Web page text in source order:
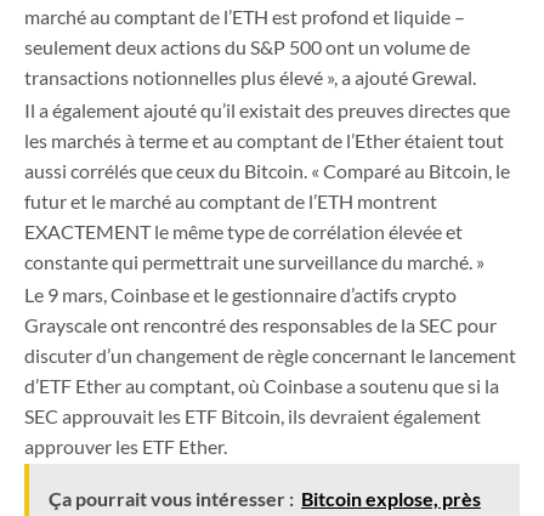
marché au comptant de l’ETH est profond et liquide –
seulement deux actions du S&P 500 ont un volume de
transactions notionnelles plus élevé », a ajouté Grewal.
Il a également ajouté qu’il existait des preuves directes que
les marchés à terme et au comptant de l’Ether étaient tout
aussi corrélés que ceux du Bitcoin. « Comparé au Bitcoin, le
futur et le marché au comptant de l’ETH montrent
EXACTEMENT le même type de corrélation élevée et
constante qui permettrait une surveillance du marché. »
Le 9 mars, Coinbase et le gestionnaire d’actifs crypto
Grayscale ont rencontré des responsables de la SEC pour
discuter d’un changement de règle concernant le lancement
d’ETF Ether au comptant, où Coinbase a soutenu que si la
SEC approuvait les ETF Bitcoin, ils devraient également
approuver les ETF Ether.
Ça pourrait vous intéresser : Bitcoin explose, près